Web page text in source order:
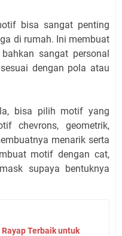
bisa sangat penting
di rumah. Ini membuat
sangat personal
dengan pola atau
bisa pilih motif yang
chevrons, geometrik,
menarik serta
motif dengan cat,
supaya bentuknya
Terbaik untuk